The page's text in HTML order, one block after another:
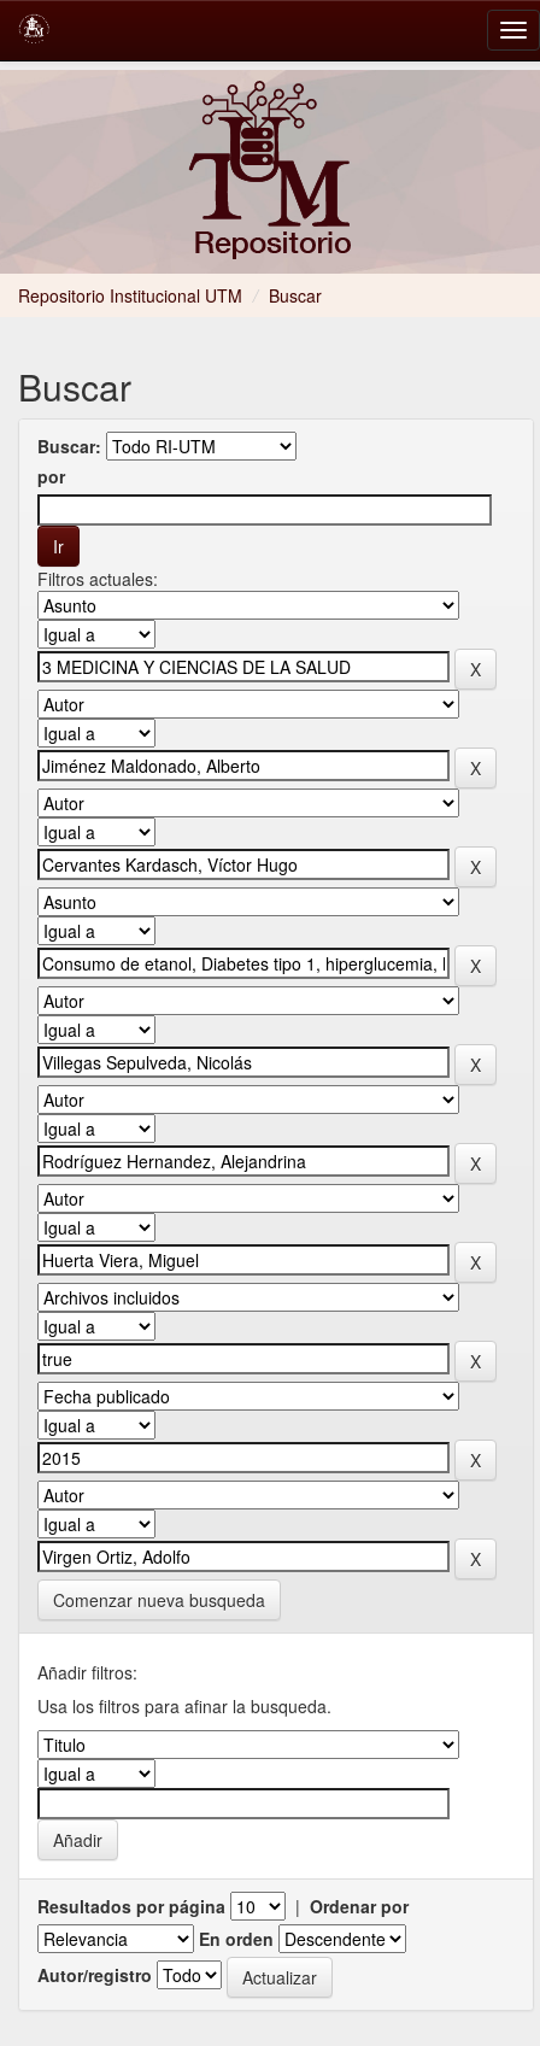
Repositorio Institucional UTM / Buscar
Buscar
Buscar:
por
Filtros actuales:
Comenzar nueva busqueda
Añadir filtros:
Usa los filtros para afinar la busqueda.
Resultados por página | Ordenar por
En orden
Autor/registro